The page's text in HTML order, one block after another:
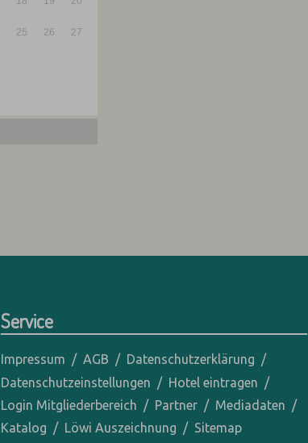
25 26 27
Service
Impressum AGB
Datenschutzerklärung
Datenschutzeinstellungen
Hotel eintragen
Login Mitgliederbereich
Partner
Mediadaten
Katalog
Löwi Auszeichnung Sitemap